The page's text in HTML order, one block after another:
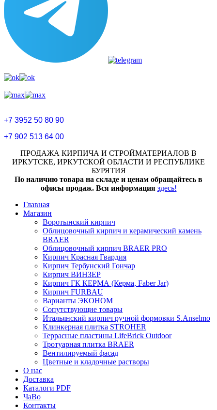
+7 3952 50 80 90
+7 902 513 64 00
ПРОДАЖА КИРПИЧА И СТРОЙМАТЕРИАЛОВ В
ИРКУТСКЕ, ИРКУТСКОЙ ОБЛАСТИ И РЕСПУБЛИКЕ
БУРЯТИЯ
По наличию товара на складе и ценам обращайтесь в
офисы продаж. Вся информация здесь!
Главная
Магазин
Воротынский кирпич
Облицовочный кирпич и керамический камень
BRAER
Облицовочный кирпич BRAER PRO
Кирпич Красная Гвардия
Кирпич Тербунский Гончар
Кирпич ВИНЗЕР
Кирпич ГК КЕРМА (Керма, Faber Jar)
Кирпич FURBAU
Варианты ЭКОНОМ
Сопутствующие товары
Итальянский кирпич ручной формовки S.Anselmo
Клинкерная плитка STROHER
Террасные пластины LifeBrick Outdoor
Тротуарная плитка BRAER
Вентилируемый фасад
Цветные и кладочные растворы
О нас
Доставка
Каталоги PDF
ЧаВо
Контакты